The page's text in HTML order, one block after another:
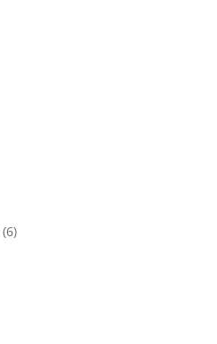
(6)